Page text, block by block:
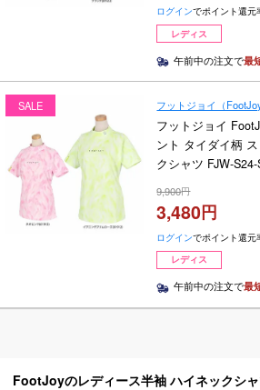
ログインでポイント還元
レディス
午前中の注文で最
SALE フットジョイ（FootJoy
フットジョイ
ント タイダイ柄
クシャツ FJW-
9,900
3,480
ログインでポイント還元
レディス
午前中の注文で最
FootJoyのレディース半袖 ハイネックシ